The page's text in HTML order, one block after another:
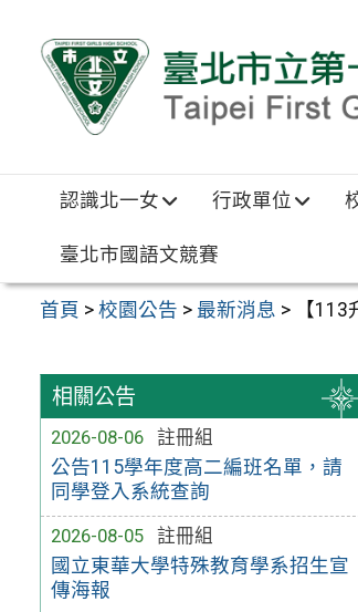
認識北一女 行政單位
臺北市國語文競賽
首頁 >校園公告 > 最新消息 > 【
相關公告
2026-08-06
註冊組
公告115學年度高二編班名單，請
同學登入系統查詢
2026-08-05
註冊組
國立東華大學特殊教育學系招生宣
傳海報